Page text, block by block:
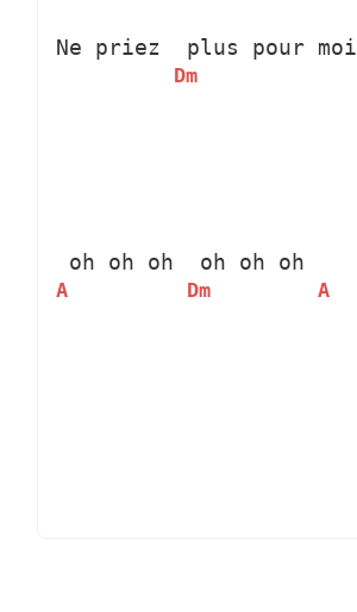
Ne priez
Dm
plus pour moi
A
oh oh oh
Dm
oh oh oh
A